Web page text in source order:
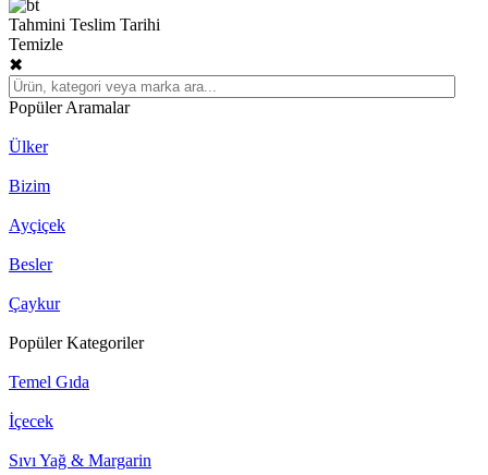
Tahmini Teslim Tarihi
Temizle
✖
Popüler Aramalar
Ülker
Bizim
Ayçiçek
Besler
Çaykur
Popüler Kategoriler
Temel Gıda
İçecek
Sıvı Yağ & Margarin